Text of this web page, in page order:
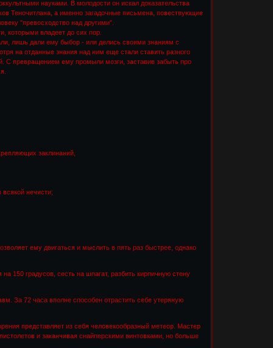
науками. В молодости он искал доказательства
Теночитлана, а именно загадочные письмена, повествующие
"превосходство над другими".
которыми владеет до сих пор.
лишь дали ему быбор - или делись своими знаниям с
на отданные знания над ним еще стали ставить разного
С превращением ему промыли мозги, заставив забыть про
заклинаний,
нечисти;
ему двигаться и мыслить в пять раз быстрее, однако
150 градусов, сесть на шпагат, разбить кирпичную стену
За 72 часа вполне способен отрастить себе утеряную
представляет из себя человекообразный метеор. Мастер
и заканчивая снайперскими винтовками, но больше